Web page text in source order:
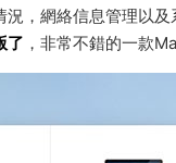
況，網絡信息管理以
了 ，非常不錯的一款